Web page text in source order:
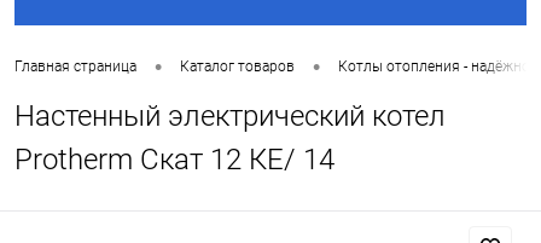
Главная страница • Каталог товаров • Котлы отопления -
Настенный электрический котел
Protherm Скат 12 КE/ 14